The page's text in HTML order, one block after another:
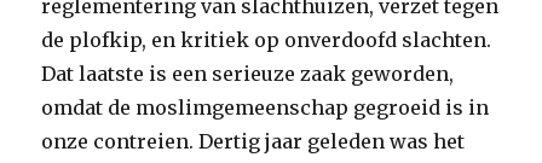
reglementering van slachthuizen, verzet tegen
de plofkip, en kritiek op onverdoofd slachten.
Dat laatste is een serieuze zaak geworden,
omdat de moslimgemeenschap gegroeid is in
onze contreien. Dertig jaar geleden was het